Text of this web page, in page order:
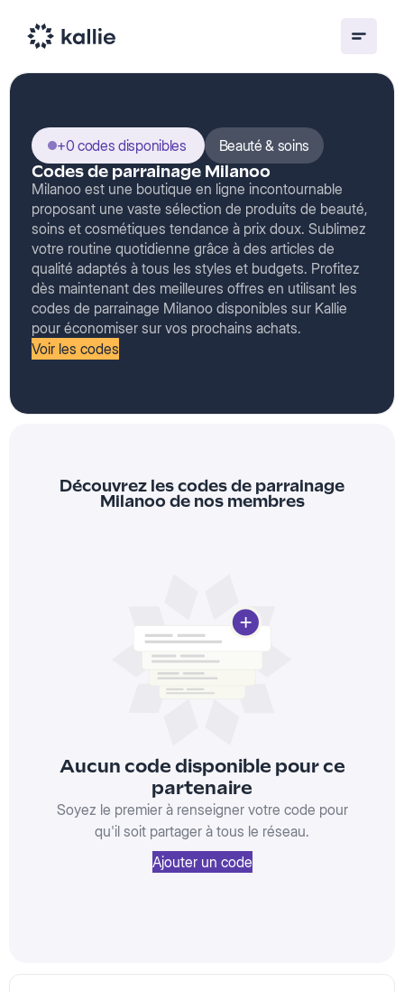
+0 codes disponibles Beauté & soins
Codes de parrainage Milanoo
Milanoo est une boutique en ligne incontournable
proposant une vaste sélection de produits de beauté,
soins et cosmétiques tendance à prix doux. Sublimez
votre routine quotidienne grâce à des articles de
qualité adaptés à tous les styles et budgets. Profitez
dès maintenant des meilleures offres en utilisant les
codes de parrainage Milanoo disponibles sur Kallie
pour économiser sur vos prochains achats.
Voir les codes
Découvrez les codes de parrainage
Milanoo de nos membres
Aucun code disponible pour ce
partenaire
Soyez le premier à renseigner votre code pour
qu'il soit partager à tous le réseau.
Ajouter un code